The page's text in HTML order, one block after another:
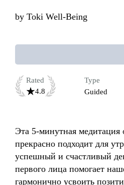
by Toki Well-Being
Rated
4.8
Type
Guided
Эта 5-минутная медитация
прекрасно подходит для
успешный и счастливый
первого лица помогает
гармонично усвоить